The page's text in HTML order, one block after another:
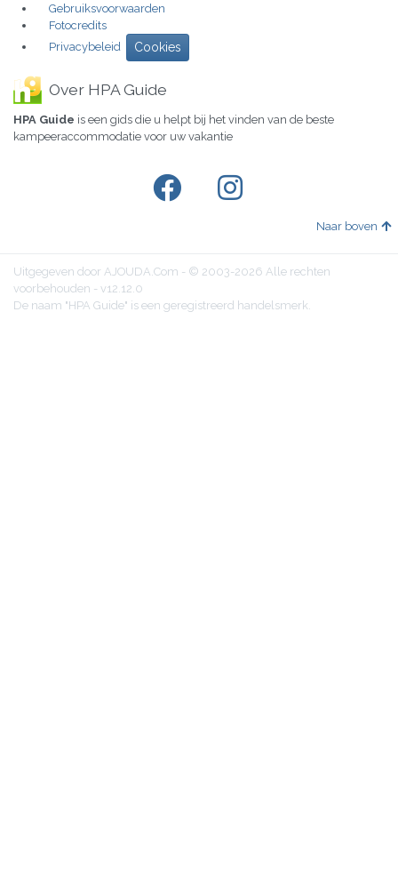
Gebruiksvoorwaarden
Fotocredits
Privacybeleid
Cookies
Over HPA Guide
HPA Guide is een gids die u helpt bij het vinden van de beste
kampeeraccommodatie voor uw vakantie
Naar boven
Uitgegeven door AJOUDA.Com - © 2003-2026 Alle rechten
voorbehouden - v12.12.0
De naam "HPA Guide" is een geregistreerd handelsmerk.